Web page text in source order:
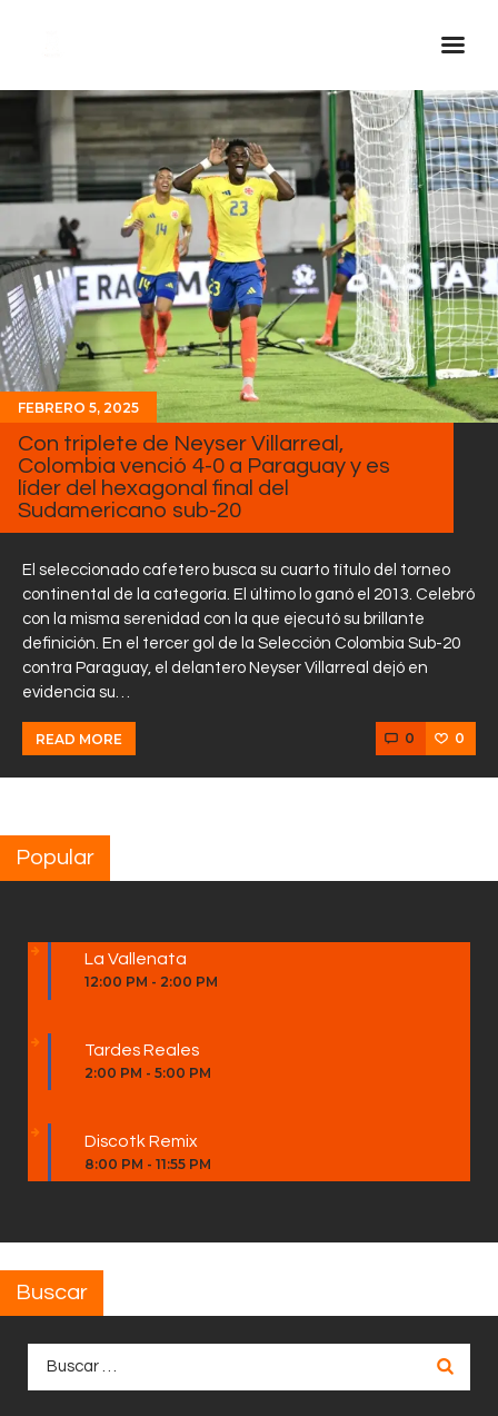
Inicio Real FM
Streaming
En Vivo
Descarga La APP
Programas
Noticias
Equipo
Sobre Nosotros
Contactos
FEBRERO 5, 2025
Con triplete de Neyser Villarreal,
Colombia venció 4-0 a Paraguay y es
líder del hexagonal final del
Sudamericano sub-20
El seleccionado cafetero busca su cuarto título del torneo
continental de la categoría. El último lo ganó el 2013. Celebró
con la misma serenidad con la que ejecutó su brillante
definición. En el tercer gol de la Selección Colombia Sub-20
contra Paraguay, el delantero Neyser Villarreal dejó en
evidencia su…
READ MORE 0 0
Popular
La Vallenata
12:00 PM - 2:00 PM
Tardes Reales
2:00 PM - 5:00 PM
Discotk Remix
8:00 PM - 11:55 PM
Buscar